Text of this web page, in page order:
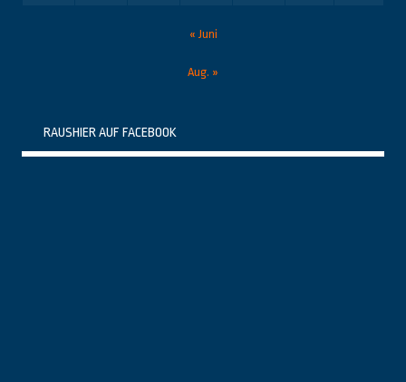
« Juni
Aug. »
RAUSHIER AUF FACEBOOK